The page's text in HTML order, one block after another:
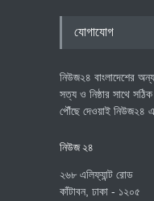
যোগাযোগ
নিউজ২৪ বাংলাদেশের
সত্য ও নিষ্ঠার সাথে
পৌঁছে দেওয়াই নিউজ২৪
নিউজ ২৪
২৬৮ এলিফ্যান্ট রোড
কাঁটাবন, ঢাকা - ১২০৫